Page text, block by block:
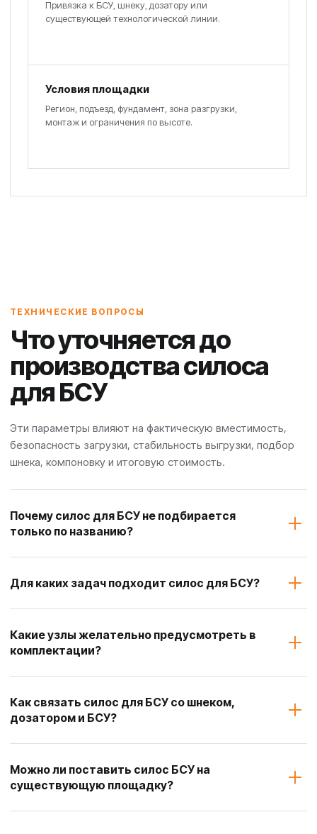
Привязка к БСУ, шнеку, дозатору или
существующей технологической линии.
Условия площадки
Регион, подъезд, фундамент, зона разгрузки,
монтаж и ограничения по высоте.
ТЕХНИЧЕСКИЕ ВОПРОСЫ
Что уточняется до
производства силоса
для БСУ
Эти параметры влияют на фактическую вместимость,
безопасность загрузки, стабильность выгрузки, подбор
шнека, компоновку и итоговую стоимость.
Почему силос для БСУ не подбирается
только по названию?
Для каких задач подходит силос для БСУ?
Какие узлы желательно предусмотреть в
комплектации?
Как связать силос для БСУ со шнеком,
дозатором и БСУ?
Можно ли поставить силос БСУ на
существующую площадку?